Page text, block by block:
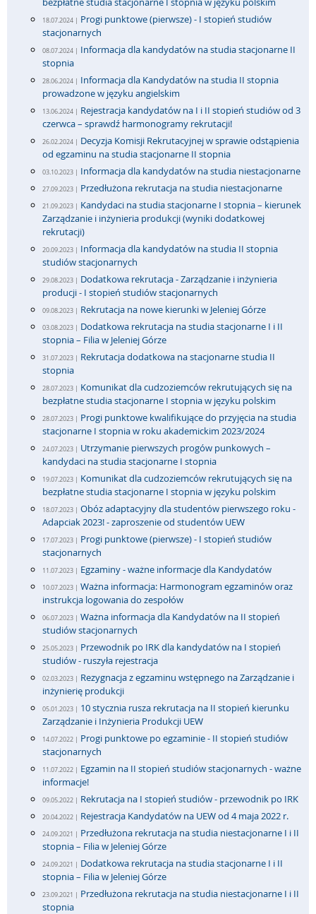
18.07.2024 | Progi punktowe (pierwsze) - I stopień studiów
stacjonarnych
08.07.2024 | Informacja dla kandydatów na studia stacjonarne II
stopnia
28.06.2024 | Informacja dla Kandydatów na studia II stopnia
prowadzone w języku angielskim
13.06.2024 | Rejestracja kandydatów na I i II stopień studiów od 3
czerwca – sprawdź harmonogramy rekrutacji!
26.02.2024 | Decyzja Komisji Rekrutacyjnej w sprawie odstąpienia
od egzaminu na studia stacjonarne II stopnia
03.10.2023 | Informacja dla kandydatów na studia niestacjonarne
27.09.2023 | Przedłużona rekrutacja na studia niestacjonarne
21.09.2023 | Kandydaci na studia stacjonarne I stopnia – kierunek
Zarządzanie i inżynieria produkcji (wyniki dodatkowej
rekrutacji)
20.09.2023 | Informacja dla kandydatów na studia II stopnia
studiów stacjonarnych
29.08.2023 | Dodatkowa rekrutacja - Zarządzanie i inżynieria
producji - I stopień studiów stacjonarnych
09.08.2023 | Rekrutacja na nowe kierunki w Jeleniej Górze
03.08.2023 | Dodatkowa rekrutacja na studia stacjonarne I i II
stopnia – Filia w Jeleniej Górze
31.07.2023 | Rekrutacja dodatkowa na stacjonarne studia II
stopnia
28.07.2023 | Komunikat dla cudzoziemców rekrutujących się na
bezpłatne studia stacjonarne I stopnia w języku polskim
28.07.2023 | Progi punktowe kwalifikujące do przyjęcia na studia
stacjonarne I stopnia w roku akademickim 2023/2024
24.07.2023 | Utrzymanie pierwszych progów punkowych –
kandydaci na studia stacjonarne I stopnia
19.07.2023 | Komunikat dla cudzoziemców rekrutujących się na
bezpłatne studia stacjonarne I stopnia w języku polskim
18.07.2023 | Obóz adaptacyjny dla studentów pierwszego roku -
Adapciak 2023! - zaproszenie od studentów UEW
17.07.2023 | Progi punktowe (pierwsze) - I stopień studiów
stacjonarnych
11.07.2023 | Egzaminy - ważne informacje dla Kandydatów
10.07.2023 | Ważna informacja: Harmonogram egzaminów oraz
instrukcja logowania do zespołów
06.07.2023 | Ważna informacja dla Kandydatów na II stopień
studiów stacjonarnych
25.05.2023 | Przewodnik po IRK dla kandydatów na I stopień
studiów - ruszyła rejestracja
02.03.2023 | Rezygnacja z egzaminu wstępnego na Zarządzanie i
inżynierię produkcji
05.01.2023 | 10 stycznia rusza rekrutacja na II stopień kierunku
Zarządzanie i Inżynieria Produkcji UEW
14.07.2022 | Progi punktowe po egzaminie - II stopień studiów
stacjonarnych
11.07.2022 | Egzamin na II stopień studiów stacjonarnych - ważne
informacje!
09.05.2022 | Rekrutacja na I stopień studiów - przewodnik po IRK
20.04.2022 | Rejestracja Kandydatów na UEW od 4 maja 2022 r.
24.09.2021 | Przedłużona rekrutacja na studia niestacjonarne I i II
stopnia – Filia w Jeleniej Górze
24.09.2021 | Dodatkowa rekrutacja na studia stacjonarne I i II
stopnia – Filia w Jeleniej Górze
23.09.2021 | Przedłużona rekrutacja na studia niestacjonarne I i II
stopnia